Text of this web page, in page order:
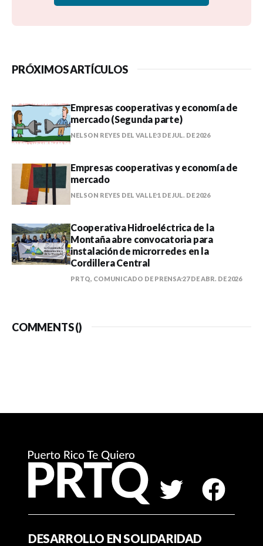
PRÓXIMOS ARTÍCULOS
Empresas cooperativas y economía de
mercado (Segunda parte)
NELSON REYES DEL VALLE3 DE JUL. DE 2026
Empresas cooperativas y economía de
mercado
NELSON REYES DEL VALLE1 DE JUL. DE 2026
Cooperativa Hidroeléctrica de la
Montaña abre convocatoria para
instalación de microrredes en la
Cordillera Central
PRTQ, COMUNICADO DE PRENSA 27 DE ABR. DE 2026
COMMENTS ()
DESARROLLO EN SOLIDARIDAD